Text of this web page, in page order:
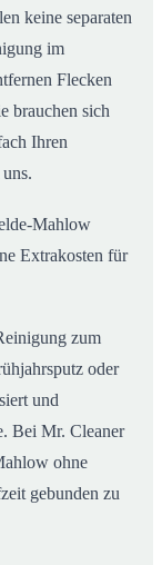
keine separaten
im
Flecken
brauchen sich
Ihren
Mahlow
Extrakosten für
zum
oder
und
Bei Mr. Cleaner
ohne
gebunden zu